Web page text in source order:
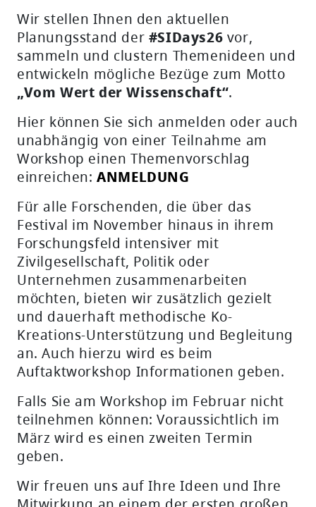
Wir stellen Ihnen den aktuellen
Planungsstand der #SIDays26 vor,
sammeln und clustern Themenideen und
entwickeln mögliche Bezüge zum Motto
„Vom Wert der Wissenschaft“.
Hier können Sie sich anmelden oder auch
unabhängig von einer Teilnahme am
Workshop einen Themenvorschlag
einreichen:ANMELDUNG
Für alle Forschenden, die über das
Festival im November hinaus in ihrem
Forschungsfeld intensiver mit
Zivilgesellschaft, Politik oder
Unternehmen zusammenarbeiten
möchten, bieten wir zusätzlich gezielt
und dauerhaft methodische Ko-
Kreations-Unterstützung und Begleitung
an. Auch hierzu wird es beim
Auftaktworkshop Informationen geben.
Falls Sie am Workshop im Februar nicht
teilnehmen können: Voraussichtlich im
März wird es einen zweiten Termin
geben.
Wir freuen uns auf Ihre Ideen und Ihre